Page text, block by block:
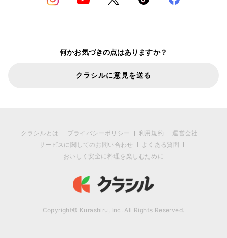
何かお気づきの点はありますか？
クラシルに意見を送る
クラシルとは プライバシーポリシー 利用規約
運営会社
サービスに関してのお問い合わせ
よくある質問
おいしく安全に料理を楽しむために
Copyright© Kurashiru, Inc. All Rights Reserved.